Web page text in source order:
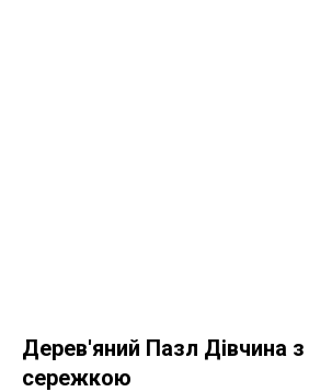
Дерев'яний Пазл Дівчина
сережкою